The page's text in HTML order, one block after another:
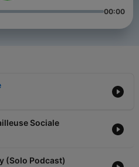
00:00
Sociale
(Solo Podcast)